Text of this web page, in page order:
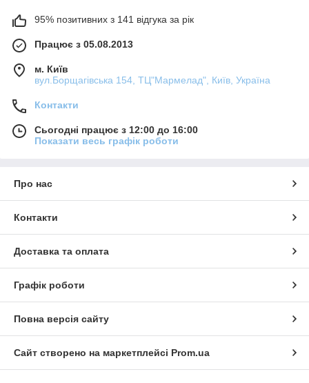
95% позитивних з 141 відгука за рік
Працює з 05.08.2013
м. Київ
вул.Борщагівська 154, ТЦ"Мармелад", Київ, Україна
Контакти
Сьогодні працює з 12:00 до 16:00
Показати весь графік роботи
Про нас
Контакти
Доставка та оплата
Графік роботи
Повна версія сайту
Сайт створено на маркетплейсі Prom.ua